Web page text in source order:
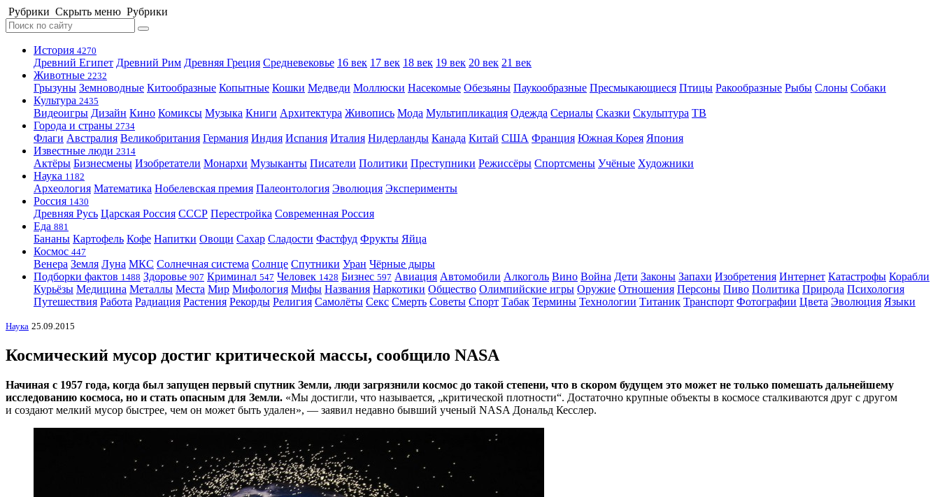
Рубрики Скрыть меню Рубрики
История 4270
Древний Египет Древний Рим Древняя Греция Средневековье 16 век 17 век 18 век 19 век 20 век 21 век
Животные 2232
Грызуны Земноводные Китообразные Копытные Кошки Медведи Моллюски Насекомые Обезьяны Паукообразные Пресмыкающиеся Птицы Ракообразные Рыбы Слоны Собаки
Культура 2435
Видеоигры Дизайн Кино Комиксы Музыка Книги Архитектура Живопись Мода Мультипликация Одежда Сериалы Сказки Скульптура ТВ
Города и страны 2734
Флаги Австралия Великобритания Германия Индия Испания Италия Нидерланды Канада Китай США Франция Южная Корея Япония
Известные люди 2314
Актёры Бизнесмены Изобретатели Монархи Музыканты Писатели Политики Преступники Режиссёры Спортсмены Учёные Художники
Наука 1182
Археология Математика Нобелевская премия Палеонтология Эволюция Эксперименты
Россия 1430
Древняя Русь Царская Россия СССР Перестройка Современная Россия
Еда 881
Бананы Картофель Кофе Напитки Овощи Сахар Сладости Фастфуд Фрукты Яйца
Космос 447
Венера Земля Луна МКС Солнечная система Солнце Спутники Уран Чёрные дыры
Подборки фактов 1488 Здоровье 907 Криминал 547 Человек 1428 Бизнес 597 Авиация Автомобили Алкоголь Вино Война Дети Законы Запахи Изобретения Интернет Катастрофы Корабли
Курьёзы Медицина Металлы Места Мир Мифология Мифы Названия Наркотики Общество Олимпийские игры Оружие Отношения Персоны Пиво Политика Природа Психология
Путешествия Работа Радиация Растения Рекорды Религия Самолёты Секс Смерть Советы Спорт Табак Термины Технологии Титаник Транспорт Фотографии Цвета Эволюция Языки
Наука 25.09.2015
Космический мусор достиг критической массы, сообщило NASA
Начиная с 1957 года, когда был запущен первый спутник Земли, люди загрязнили космос до такой степени, что в скором будущем это может не только помешать дальнейшему
исследованию космоса, но и стать опасным для Земли. «Мы достигли, что называется, „критической плотности“. Достаточно крупные объекты в космосе сталкиваются друг с другом
и создают мелкий мусор быстрее, чем он может быть удален», — заявил недавно бывший ученый NASA Дональд Кесслер.